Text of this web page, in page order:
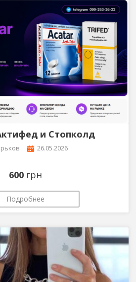
и Стопколд
26.05.2026
600 грн
Подробнее